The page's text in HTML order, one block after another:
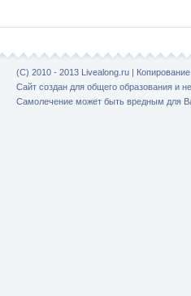
(C) 2010 - 2013 Livealong.ru |
Сайт создан для общего образования и
Самолечение может быть вредным для